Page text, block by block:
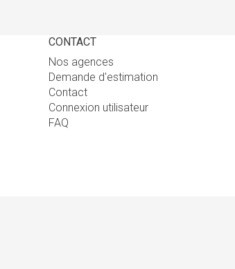
CONTACT
Nos agences
Demande d'estimation
Contact
Connexion utilisateur
FAQ